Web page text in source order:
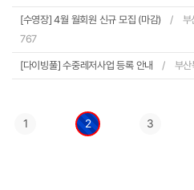
[수영장] 4월 월회원 신규 모집 (마감) 부
767
[다이빙풀] 수중레저사업 등록 안내 부산
1 2 3